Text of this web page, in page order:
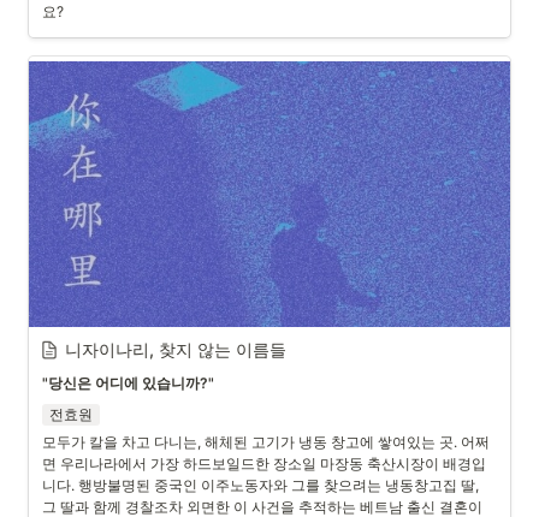
요?
니자이나리, 찾지 않는 이름들
"당신은 어디에 있습니까?"
전효원
모두가 칼을 차고 다니는, 해체된 고기가 냉동 창고에 쌓여있는 곳. 어쩌
면 우리나라에서 가장 하드보일드한 장소일 마장동 축산시장이 배경입
니다. 행방불명된 중국인 이주노동자와 그를 찾으려는 냉동창고집 딸,
그 딸과 함께 경찰조차 외면한 이 사건을 추적하는 베트남 출신 결혼이